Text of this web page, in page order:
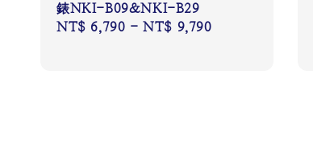
錶NKI-B09&NKI-B29
Regular
NT$ 6,790 -NT$ 9,790